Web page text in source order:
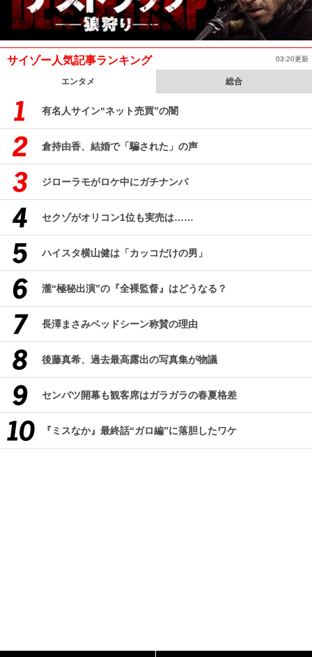
サイゾー人気記事ランキング 03:20更新
エンタメ 総合
有名人サイン“ネット売買”の闇
倉持由香、結婚で「騙された」の声
ジローラモがロケ中にガチナンパ
セクゾがオリコン1位も実売は……
ハイスタ横山健は「カッコだけの男」
瀧“極秘出演”の『全裸監督』はどうなる？
長澤まさみベッドシーン称賛の理由
後藤真希、過去最高露出の写真集が物議
センバツ開幕も観客席はガラガラの春夏格差
『ミスなか』最終話“ガロ編”に落胆したワケ